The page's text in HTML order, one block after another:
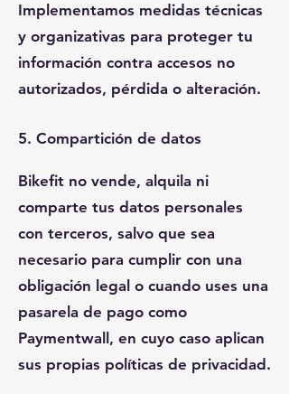
Implementamos medidas técnicas
y organizativas para proteger tu
información contra accesos no
autorizados, pérdida o alteración.
5. Compartición de datos
Bikefit no vende, alquila ni
comparte tus datos personales
con terceros, salvo que sea
necesario para cumplir con una
obligación legal o cuando uses una
pasarela de pago como
Paymentwall, en cuyo caso aplican
sus propias políticas de privacidad.